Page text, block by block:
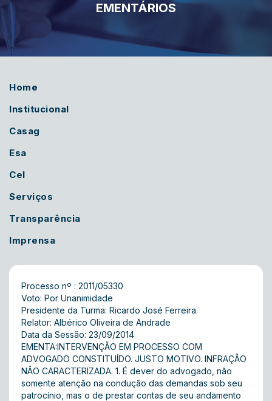
EMENTÁRIOS
Home
Institucional
Casag
Esa
Cel
Serviços
Transparência
Imprensa
Processo nº : 2011/05330
Voto: Por Unanimidade
Presidente da Turma: Ricardo José Ferreira
Relator: Albérico Oliveira de Andrade
Data da Sessão: 23/09/2014
EMENTA:INTERVENÇÃO EM PROCESSO COM
ADVOGADO CONSTITUÍDO. JUSTO MOTIVO. INFRAÇÃO
NÃO CARACTERIZADA. 1. É dever do advogado, não
somente atenção na condução das demandas sob seu
patrocínio, mas o de prestar contas de seu andamento